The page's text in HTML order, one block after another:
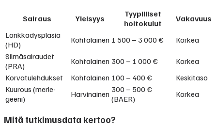
Sairaus Yleisyys
Tyypilliset
hoitokulut
Vakavuus
Lonkkadysplasia
(HD)
Kohtalainen 1 500 – 3 000 €
Korkea
Silmäsairaudet
(PRA)
Kohtalainen 300 – 1 000 €
Korkea
Korvatulehdukset
Kohtalainen 100 – 400 €
Keskitaso
Kuurous (merle-
geeni)
Harvinainen 300 – 500 €
(BAER)
Korkea
Mitä tutkimusdata kertoo?